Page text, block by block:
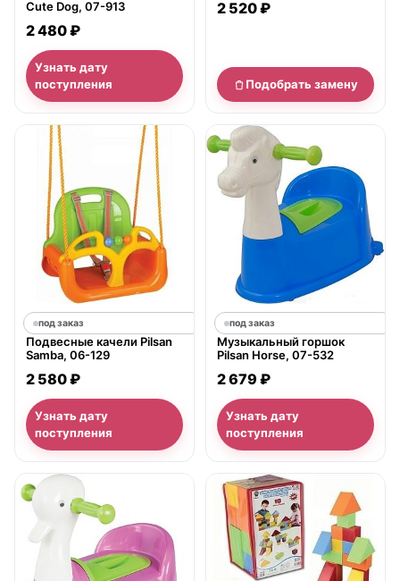
Cute Dog, 07-913
2 480 ₽
Узнать дату
поступления
2 520 ₽
Подобрать замену
под заказ
Подвесные качели Pilsan
Samba, 06-129
2 580 ₽
Узнать дату
поступления
под заказ
Музыкальный горшок
Pilsan Horse, 07-532
2 679 ₽
Узнать дату
поступления